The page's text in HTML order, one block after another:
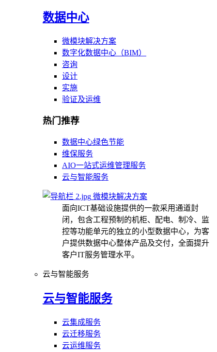
数据中心
微模块解决方案
数字化数据中心（BIM）
咨询
设计
实施
验证及运维
热门推荐
数据中心绿色节能
维保服务
AIO一站式运维管理服务
云与智能服务
微模块解决方案
面向ICT基础设施提供的一款采用通道封
闭，包含工程预制的机柜、配电、制冷、监
控等功能单元的独立的小型数据中心，为客
户提供数据中心整体产品及交付，全面提升
客户IT服务管理水平。
云与智能服务
云与智能服务
云集成服务
云迁移服务
云运维服务